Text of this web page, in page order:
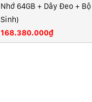
Nhớ 64GB + Dây Đeo +
Sinh)
168.380.000₫